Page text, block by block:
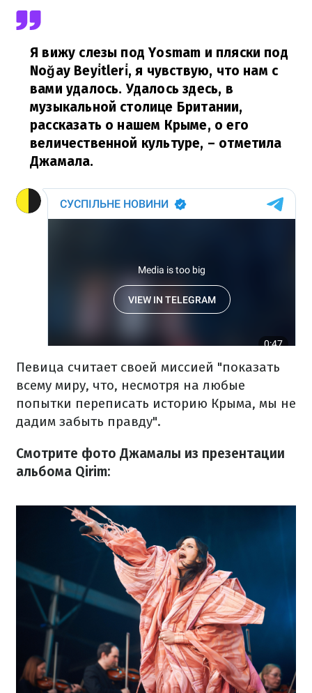
Я вижу слезы под Yosmam и пляски под
Noğay Beyi̇tleri̇, я чувствую, что нам с
вами удалось. Удалось здесь, в
музыкальной столице Британии,
рассказать о нашем Крыме, о его
величественной культуре, – отметила
Джамала.
Певица считает своей миссией "показать
всему миру, что, несмотря на любые
попытки переписать историю Крыма, мы не
дадим забыть правду".
Смотрите фото Джамалы из презентации
альбома Qirim: